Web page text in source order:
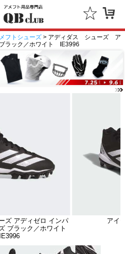
フトシューズ > アディダス シューズ ア
ラック／ホワイト IE3996
ズ アディゼロ インパ
ブラック／ホワイト
IE3996
アイ